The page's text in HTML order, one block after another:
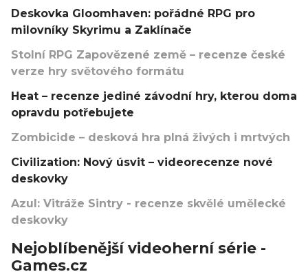
Deskovka Gloomhaven: pořádné RPG pro
milovníky Skyrimu a Zaklínače
Stolní RPG Zapovězené země – recenze české
verze hry světového formátu
Heat – recenze jediné závodní hry, kterou doma
opravdu potřebujete
Zombicide – desková hra plná živých i mrtvých
Civilization: Nový úsvit – videorecenze nové
deskovky
Azul: Vitráže Sintry - recenze skvělé umělecké
deskovky
Nejoblíbenější videoherní série -
Games.cz